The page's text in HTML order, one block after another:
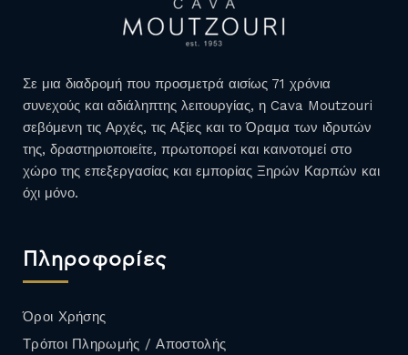
Σε μια διαδρομή που προσμετρά αισίως 71 χρόνια
συνεχούς και αδιάληπτης λειτουργίας, η Cava Moutzouri
σεβόμενη τις Αρχές, τις Αξίες και το Όραμα των ιδρυτών
της, δραστηριοποιείτε, πρωτοπορεί και καινοτομεί στο
χώρο της επεξεργασίας και εμπορίας Ξηρών Καρπών και
όχι μόνο.
Πληροφορίες
Όροι Χρήσης
Τρόποι Πληρωμής / Αποστολής